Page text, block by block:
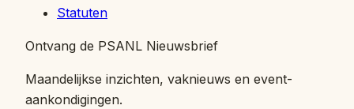
Statuten
Ontvang de PSANL Nieuwsbrief
Maandelijkse inzichten, vaknieuws en event-
aankondigingen.